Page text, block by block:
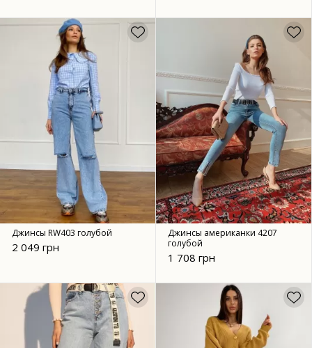
Джинсы RW403 голубой
2 049 грн
Джинсы американки 4207
голубой
1 708 грн